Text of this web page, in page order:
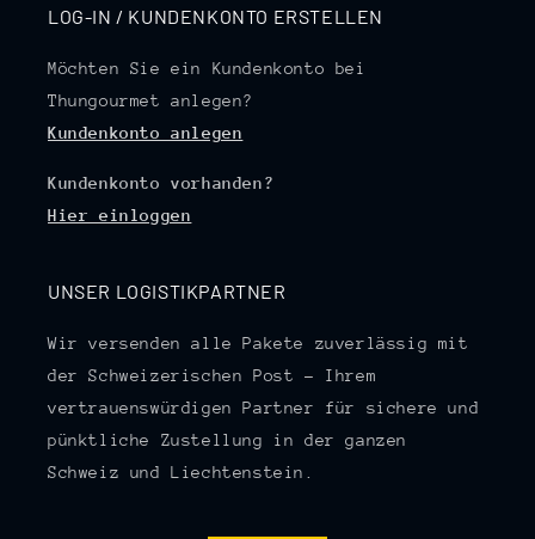
LOG-IN / KUNDENKONTO ERSTELLEN
Möchten Sie ein Kundenkonto bei
Thungourmet anlegen?
Kundenkonto anlegen
Kundenkonto vorhanden?
Hier einloggen
UNSER LOGISTIKPARTNER
Wir versenden alle Pakete zuverlässig mit
der Schweizerischen Post – Ihrem
vertrauenswürdigen Partner für sichere und
pünktliche Zustellung in der ganzen
Schweiz und Liechtenstein.